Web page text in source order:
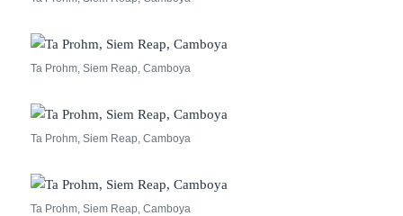
Ta Prohm, Siem Reap, Camboya
Ta Prohm, Siem Reap, Camboya
Ta Prohm, Siem Reap, Camboya